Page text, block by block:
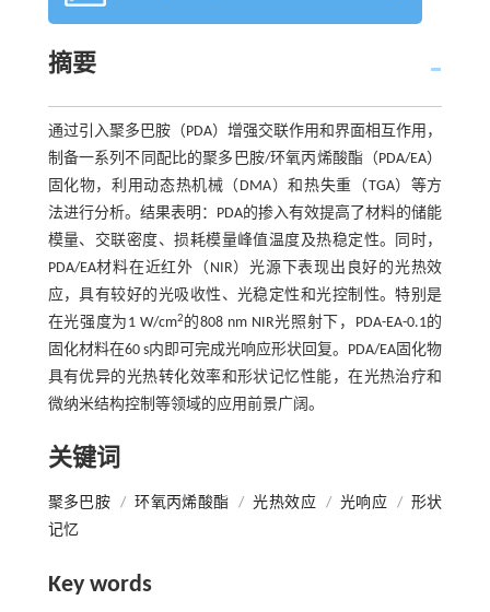
摘要
通过引入聚多巴胺（PDA）增强交联作用和界面相互作用，
制备一系列不同配比的聚多巴胺/环氧丙烯酸酯（PDA/EA）
固化物，利用动态热机械（DMA）和热失重（TGA）等方
法进行分析。结果表明：PDA的掺入有效提高了材料的储能
模量、交联密度、损耗模量峰值温度及热稳定性。同时，
PDA/EA材料在近红外（NIR）光源下表现出良好的光热效
应，具有较好的光吸收性、光稳定性和光控制性。特别是
在光强度为1 W/cm2 的808 nm NIR光照射下，PDA-EA-0.1的
固化材料在60 s内即可完成光响应形状回复。PDA/EA固化物
具有优异的光热转化效率和形状记忆性能，在光热治疗和
微纳米结构控制等领域的应用前景广阔。
关键词
聚多巴胺 / 环氧丙烯酸酯 / 光热效应 / 光响应 / 形状
记忆
Key words